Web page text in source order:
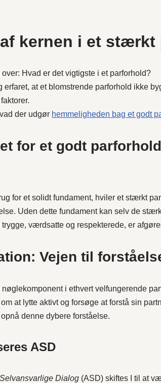
kernen i et stærkt
Hvad er det vigtigste i et parforhold?
erfaret, at et blomstrende parforhold ikke
der udgør hemmeligheden bag et godt
for et godt
for et solidt fundament, hviler et stærkt
Uden dette fundament kan selv de
værdsatte og respekterede, er
Vejen til
i ethvert velfungerende
at lytte aktivt og forsøge at forstå sin
denne dybere forståelse.
ASD
Dialog (ASD) skiftes I til at